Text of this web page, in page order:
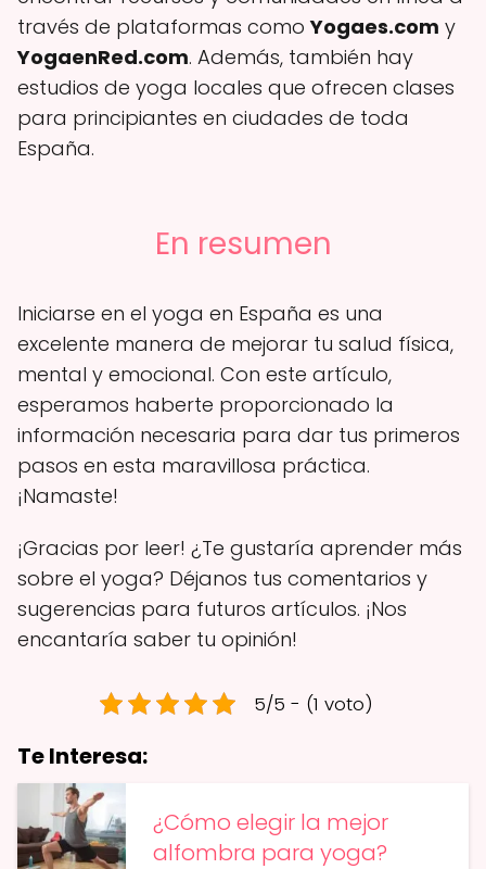
través de plataformas comoYogaes.com y
YogaenRed.com. Además, también hay
estudios de yoga locales que ofrecen clases
para principiantes en ciudades de toda
España.
En resumen
Iniciarse en el yoga en España es una
excelente manera de mejorar tu salud física,
mental y emocional. Con este artículo,
esperamos haberte proporcionado la
información necesaria para dar tus primeros
pasos en esta maravillosa práctica.
¡Namaste!
¡Gracias por leer! ¿Te gustaría aprender más
sobre el yoga? Déjanos tus comentarios y
sugerencias para futuros artículos. ¡Nos
encantaría saber tu opinión!
5/5 - (1 voto)
Te Interesa:
¿Cómo elegir la mejor
alfombra para yoga?